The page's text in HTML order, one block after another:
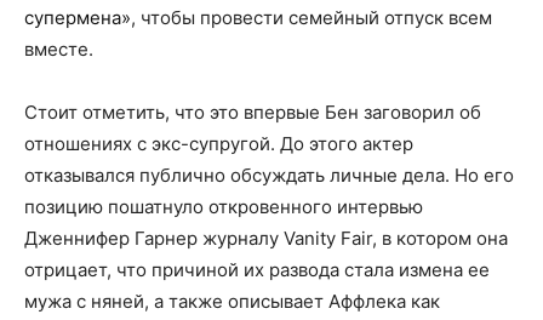
супермена», чтобы провести семейный отпуск всем
вместе.
Стоит отметить, что это впервые Бен заговорил об
отношениях с экс-супругой. До этого актер
отказывался публично обсуждать личные дела. Но его
позицию пошатнуло откровенного интервью
Дженнифер Гарнер журналу Vanity Fair, в котором она
отрицает, что причиной их развода стала измена ее
мужа с няней, а также описывает Аффлека как